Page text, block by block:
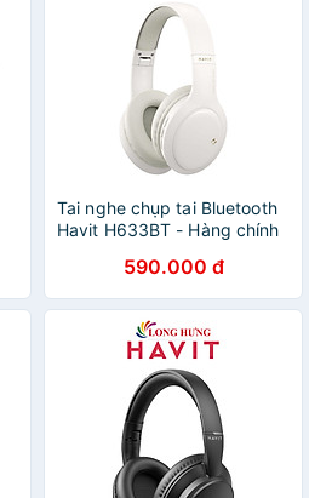
Tai nghe chụp tai Bluetooth
Havit H633BT - Hàng chính
590.000 đ